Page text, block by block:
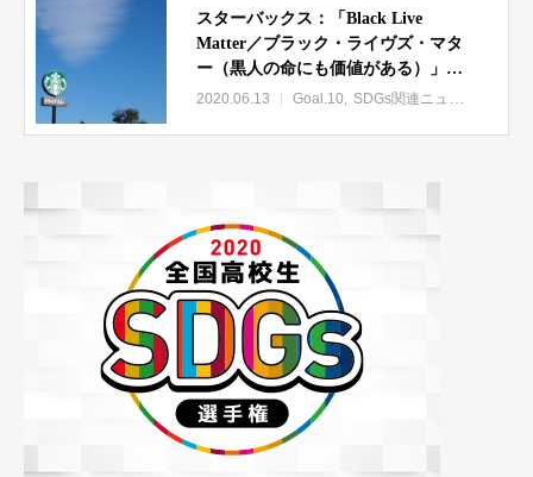
スターバックス：「Black Live
Matter／ブラック・ライヴズ・マタ
ー（黒人の命にも価値がある）」関
連アイテムを身に付けることを禁止
2020.06.13 Goal.10 SDGs関連ニュース